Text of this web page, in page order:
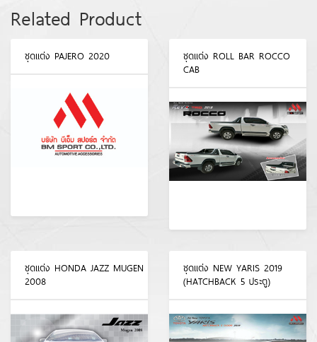
Related Product
ชุดแต่ง PAJERO 2020
ชุดแต่ง ROLL BAR ROCCO
CAB
ชุดแต่ง HONDA JAZZ MUGEN
2008
ชุดแต่ง NEW YARIS 2019
(HATCHBACK 5 ประตู)